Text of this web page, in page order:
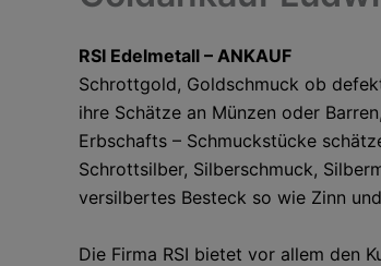
RSI Edelmetall – ANKAUF
Schrottgold, Goldschmuck ob
ihre Schätze an Münzen oder
Erbschafts – Schmuckstücke
Schrottsilber, Silberschmuck,
versilbertes Besteck so wie Zinn
Die Firma RSI bietet vor allem den